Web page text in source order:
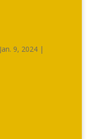
Jan. 9, 2024|